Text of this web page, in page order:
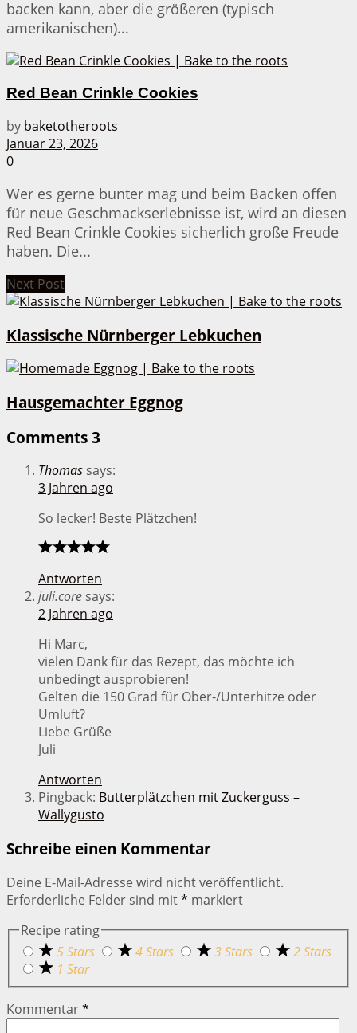
backen kann, aber die größeren (typisch
amerikanischen)...
Red Bean Crinkle Cookies
by baketotheroots
Januar 23, 2026
0
Wer es gerne bunter mag und beim Backen offen
für neue Geschmackserlebnisse ist, wird an diesen
Red Bean Crinkle Cookies sicherlich große Freude
haben. Die...
Next Post
Klassische Nürnberger Lebkuchen
Hausgemachter Eggnog
Comments 3
Thomas says:
3 Jahren ago
So lecker! Beste Plätzchen!
Antworten
juli.core says:
2 Jahren ago
Hi Marc,
vielen Dank für das Rezept, das möchte ich
unbedingt ausprobieren!
Gelten die 150 Grad für Ober-/Unterhitze oder
Umluft?
Liebe Grüße
Juli
Antworten
Pingback: Butterplätzchen mit Zuckerguss –
Wallygusto
Schreibe einen Kommentar
Deine E-Mail-Adresse wird nicht veröffentlicht.
Erforderliche Felder sind mit* markiert
Recipe rating
5 Stars
4 Stars 3 Stars
2 Stars
1 Star
Kommentar*